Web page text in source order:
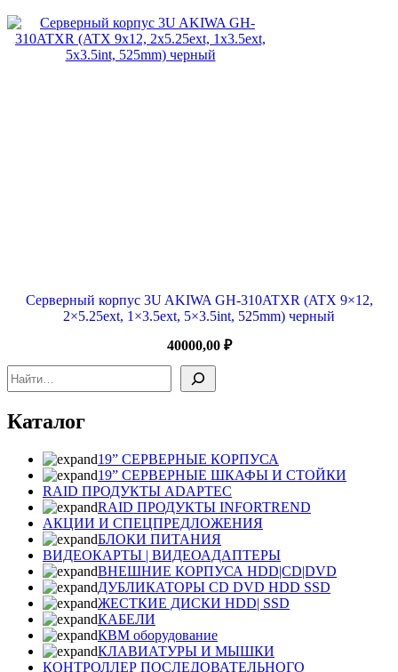
Серверный корпус 3U AKIWA GH-310ATXR (ATX 9×12,
2×5.25ext, 1×3.5ext, 5×3.5int, 525mm) черный
40000,00 ₽
Поиск
Каталог
19” СЕРВЕРНЫЕ КОРПУСА
19” СЕРВЕРНЫЕ ШКАФЫ И СТОЙКИ
RAID ПРОДУКТЫ ADAPTEC
RAID ПРОДУКТЫ INFORTREND
АКЦИИ И СПЕЦПРЕДЛОЖЕНИЯ
БЛОКИ ПИТАНИЯ
ВИДЕОКАРТЫ | ВИДЕОАДАПТЕРЫ
ВНЕШНИЕ КОРПУСА HDD|CD|DVD
ДУБЛИКАТОРЫ CD DVD HDD SSD
ЖЕСТКИЕ ДИСКИ HDD| SSD
КАБЕЛИ
КВМ оборудование
КЛАВИАТУРЫ И МЫШКИ
КОНТРОЛЛЕР ПОСЛЕДОВАТЕЛЬНОГО